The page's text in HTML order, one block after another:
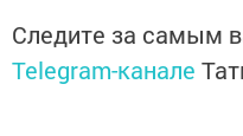
Следите за самым
Telegram-канале